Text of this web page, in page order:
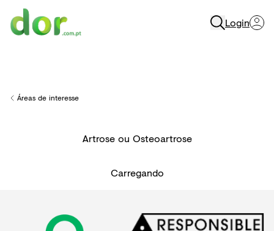
Login
Back to
Áreas de interesse
Artrose ou Osteoartrose
Carregando